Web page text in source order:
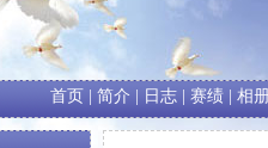
首页 简介 日志| 赛绩| 相